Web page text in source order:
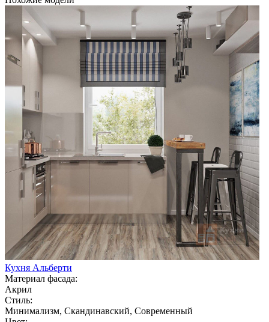
Кухня Альберти
Материал фасада:
Акрил
Стиль:
Минимализм, Скандинавский, Современный